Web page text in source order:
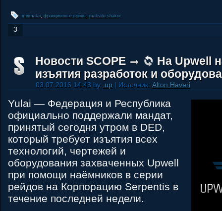
minmatar, фракционные войны, maleatu shakor
3
Новости SCOPE
На Upwell
изъятия разработок и
03.07.2016 14:43 by .up | Источник: Alton Haveri
Yulai — Федерация и Республика
официально поддержали мандат,
принятый сегодня утром в DED,
который требует изъятия всех
технологий, чертежей и
оборудования захваченных Upwell
при помощи наёмников в серии
рейдов на Корпорацию Serpentis в
течение последней недели.